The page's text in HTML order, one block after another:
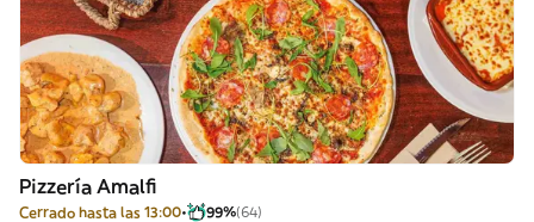
Pizzería Amalfi
Cerrado hasta las 13:00 99%(64)